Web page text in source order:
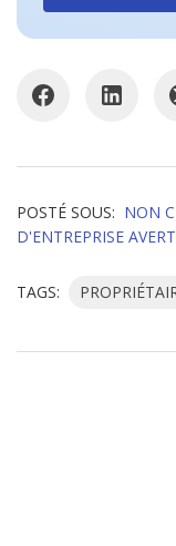
POSTÉ SOUS: NON
D'ENTREPRISE
TAGS: